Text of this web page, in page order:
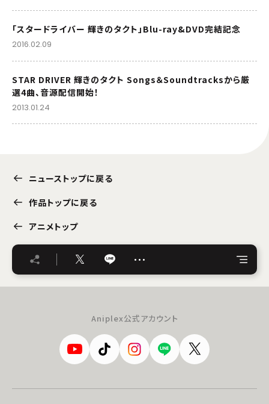
「スタードライバー 輝きのタクト」Blu-ray&DVD完結記念
2016.02.09
STAR DRIVER 輝きのタクト Songs＆Soundtracksから厳
選4曲、音源配信開始！
2013.01.24
ニューストップに戻る
作品トップに戻る
アニメトップ
…
Aniplex公式アカウント